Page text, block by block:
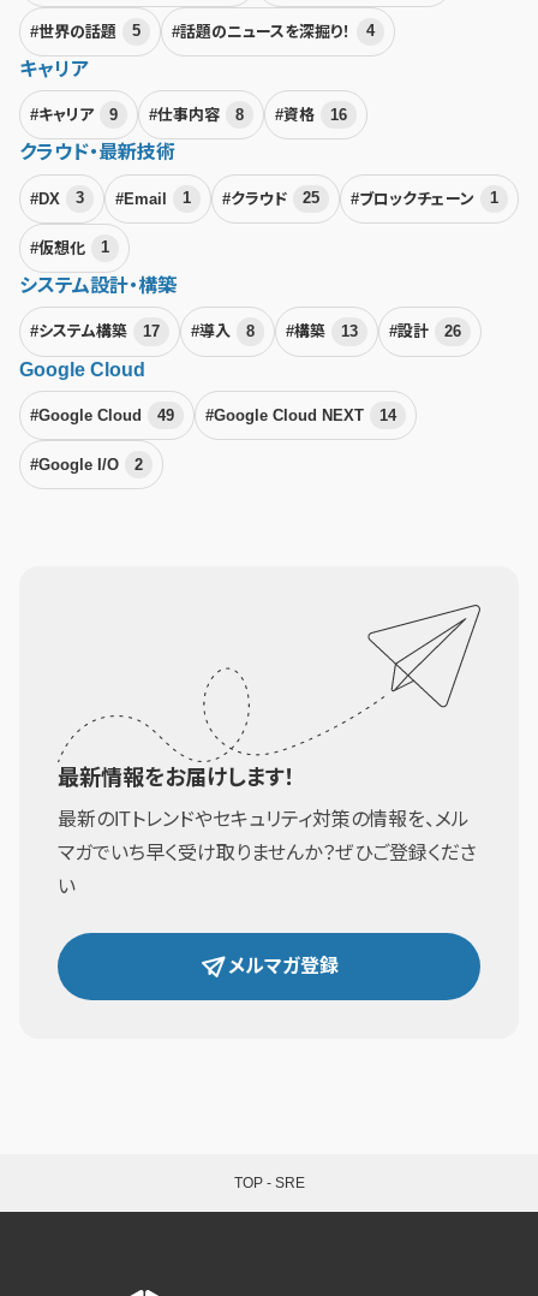
#世界の話題 5 #話題のニュースを深掘り！ 4
キャリア
#キャリア 9 #仕事内容 8 #資格 16
クラウド・最新技術
#DX 3 #Email 1 #クラウド 25 #ブロックチェーン 1
#仮想化 1
システム設計・構築
#システム構築 17 #導入 8 #構築 13 #設計 26
Google Cloud
#Google Cloud 49 #Google Cloud NEXT 14
#Google I/O 2
最新情報をお届けします！
最新のITトレンドやセキュリティ対策の情報を、メル
マガでいち早く受け取りませんか？ぜひご登録くださ
い
メルマガ登録
TOP- SRE